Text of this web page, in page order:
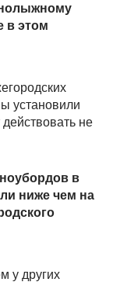
в этом
установили
не
в
ниже чем на
у других